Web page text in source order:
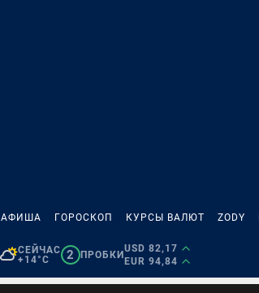
АФИША ГОРОСКОП КУРСЫ ВАЛЮТ ZODY
СЕЙЧАС
+14°C
2 ПРОБКИ
USD 82,17
EUR 94,84